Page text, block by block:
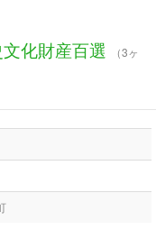
化財産百選 （3ヶ